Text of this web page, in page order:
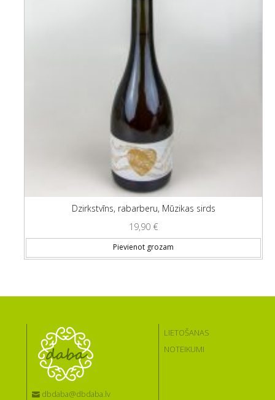
Dzirkstvīns, rabarberu, Mūzikas sirds
19,90 €
Pievienot grozam
dbdaba@dbdaba.lv
LIETOŠANAS
NOTEIKUMI